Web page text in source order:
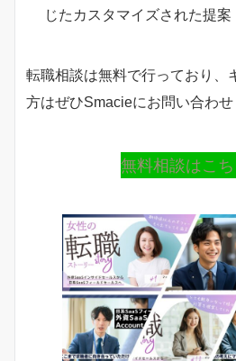
じたカスタマイズされた提案
転職相談は無料で行っており、
方はぜひSmacieにお問い合わせ
無料相談はこ